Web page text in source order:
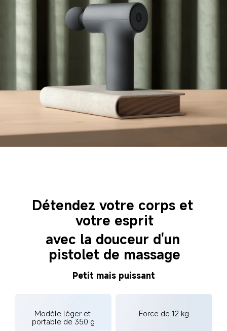
Xiaomi HyperOS
Détendez votre corps et
votre esprit
avec la douceur d'un
pistolet de massage
Petit mais puissant
Modèle léger et
portable de 350 g
Force de 12 kg